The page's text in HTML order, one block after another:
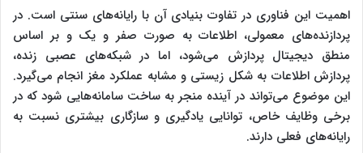
اهمیت این فناوری در تفاوت بنیادی آن با رایانه‌های سنتی است. در
پردازنده‌های معمولی، اطلاعات به صورت صفر و یک و بر اساس
منطق دیجیتال پردازش می‌شود، اما در شبکه‌های عصبی زنده،
پردازش اطلاعات به شکل زیستی و مشابه عملکرد مغز انجام می‌گیرد.
این موضوع می‌تواند در آینده منجر به ساخت سامانه‌هایی شود که در
برخی وظایف خاص، توانایی یادگیری و سازگاری بیشتری نسبت به
رایانه‌های فعلی دارند.